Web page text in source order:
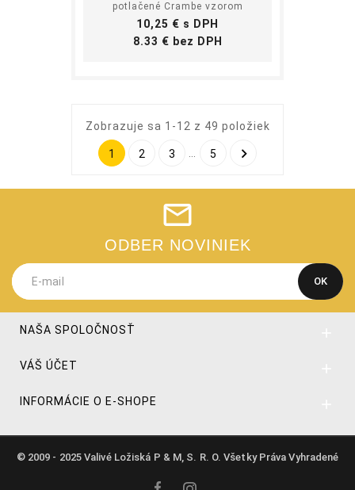
potlačené Crambe vzorom
Cena
10,25 € s DPH
8.33 € bez DPH
Zobrazuje sa 1-12 z 49 položiek
1 2 3 5 
ODBER NOVINIEK
NAŠA SPOLOČNOSŤ
VÁŠ ÚČET
INFORMÁCIE O E-SHOPE
© 2009 - 2025 Valivé Ložiská P & M, S. R. O. Všetky Práva Vyhradené